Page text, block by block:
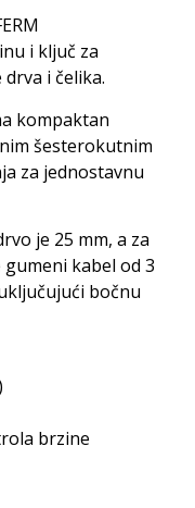
i ključ za
i čelika.
kompaktan
šesterokutnim
za jednostavnu
je 25 mm, a za
kabel od 3
bočnu
brzine